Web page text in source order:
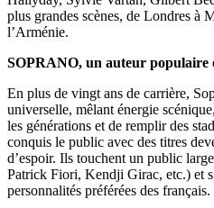
plus grandes scènes, de Londres à
l’Arménie.
SOPRANO, un auteur populaire
En plus de vingt ans de carrière,
universelle, mêlant énergie
les générations et de remplir des
conquis le public avec des titres
d’espoir. Ils touchent un public
Patrick Fiori, Kendji Girac, etc.) et
personnalités préférées des français.